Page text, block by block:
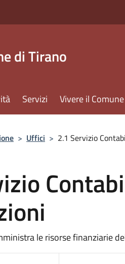
di Tirano
Servizi Vivere il Comune
> Uffici > 2.1 Servizio
le risorse finanziarie